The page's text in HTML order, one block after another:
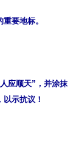
要地标。
应顺天”，并涂抹
示抗议！